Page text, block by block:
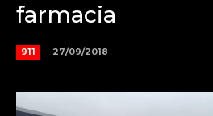
farmacia
911 27/09/2018